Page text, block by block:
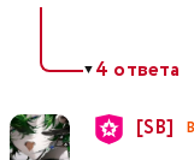
▼4 ответа
[SB]